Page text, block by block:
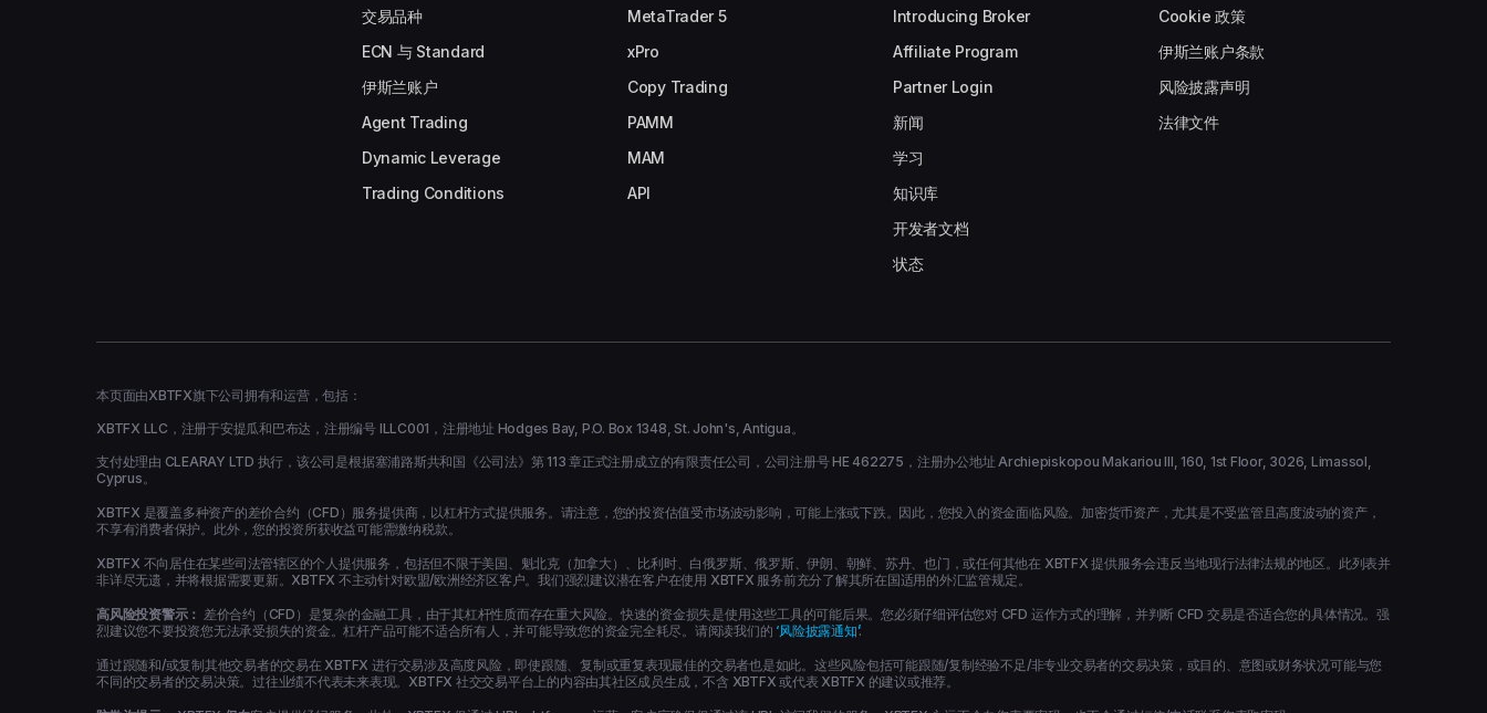
交易品种
ECN 与 Standard
伊斯兰账户
Agent Trading
Dynamic Leverage
Trading Conditions
MetaTrader 5
xPro
Copy Trading
PAMM
MAM
API
Introducing Broker
Affiliate Program
Partner Login
新闻
学习
知识库
开发者文档
状态
Cookie 政策
伊斯兰账户条款
风险披露声明
法律文件
本页面由XBTFX旗下公司拥有和运营，包括：
XBTFX LLC，注册于安提瓜和巴布达，注册编号 ILLC001，注册地址 Hodges Bay, P.O. Box 1348, St. John's, Antigua。
支付处理由 CLEARAY LTD 执行，该公司是根据塞浦路斯共和国《公司法》第 113 章正式注册成立的有限责任公司，公司注册号 HE 462275，注册办公地址 Archiepiskopou Makariou ΙΙΙ, 160, 1st Floor, 3026, Limassol,
Cyprus。
XBTFX 是覆盖多种资产的差价合约（CFD）服务提供商，以杠杆方式提供服务。请注意，您的投资估值受市场波动影响，可能上涨或下跌。因此，您投入的资金面临风险。加密货币资产，尤其是不受监管且高度波动的资产，
不享有消费者保护。此外，您的投资所获收益可能需缴纳税款。
XBTFX 不向居住在某些司法管辖区的个人提供服务，包括但不限于美国、魁北克（加拿大）、比利时、白俄罗斯、俄罗斯、伊朗、朝鲜、苏丹、也门，或任何其他在 XBTFX 提供服务会违反当地现行法律法规的地区。此列表并
非详尽无遗，并将根据需要更新。XBTFX 不主动针对欧盟/欧洲经济区客户。我们强烈建议潜在客户在使用 XBTFX 服务前充分了解其所在国适用的外汇监管规定。
高风险投资警示： 差价合约（CFD）是复杂的金融工具，由于其杠杆性质而存在重大风险。快速的资金损失是使用这些工具的可能后果。您必须仔细评估您对 CFD 运作方式的理解，并判断 CFD 交易是否适合您的具体情况。强
烈建议您不要投资您无法承受损失的资金。杠杆产品可能不适合所有人，并可能导致您的资金完全耗尽。请阅读我们的 ‘风险披露通知’.
通过跟随和/或复制其他交易者的交易在 XBTFX 进行交易涉及高度风险，即使跟随、复制或重复表现最佳的交易者也是如此。这些风险包括可能跟随/复制经验不足/非专业交易者的交易决策，或目的、意图或财务状况可能与您
不同的交易者的交易决策。过往业绩不代表未来表现。XBTFX 社交交易平台上的内容由其社区成员生成，不含 XBTFX 或代表 XBTFX 的建议或推荐。